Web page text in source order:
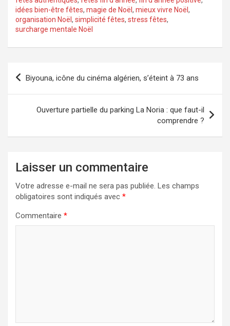
idées bien-être fêtes, magie de Noël , mieux vivre Noël ,
organisation Noël , simplicité fêtes, stress fêtes,
surcharge mentale Noël
Navigation
Biyouna, icône du cinéma algérien, s’éteint à 73 ans
Ouverture partielle du parking La Noria : que faut-il
comprendre ?
Laisser un commentaire
Votre adresse e-mail ne sera pas publiée. Les champs
obligatoires sont indiqués avec *
Commentaire *